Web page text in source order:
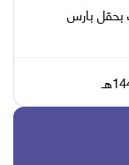
بحقل بارس